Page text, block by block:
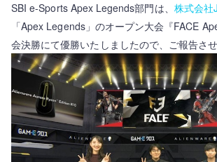
SBI e-Sports Apex Legends部門は、 株式会社
「Apex Legends」のオープン大会『FACE
会決勝にて優勝いたしましたので、ご報告させ